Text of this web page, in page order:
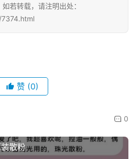
若转载，请注明出处：
赞 (0)
0
散粉